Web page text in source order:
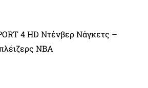
4 HD Ντένβερ Νάγκετς –
NBA